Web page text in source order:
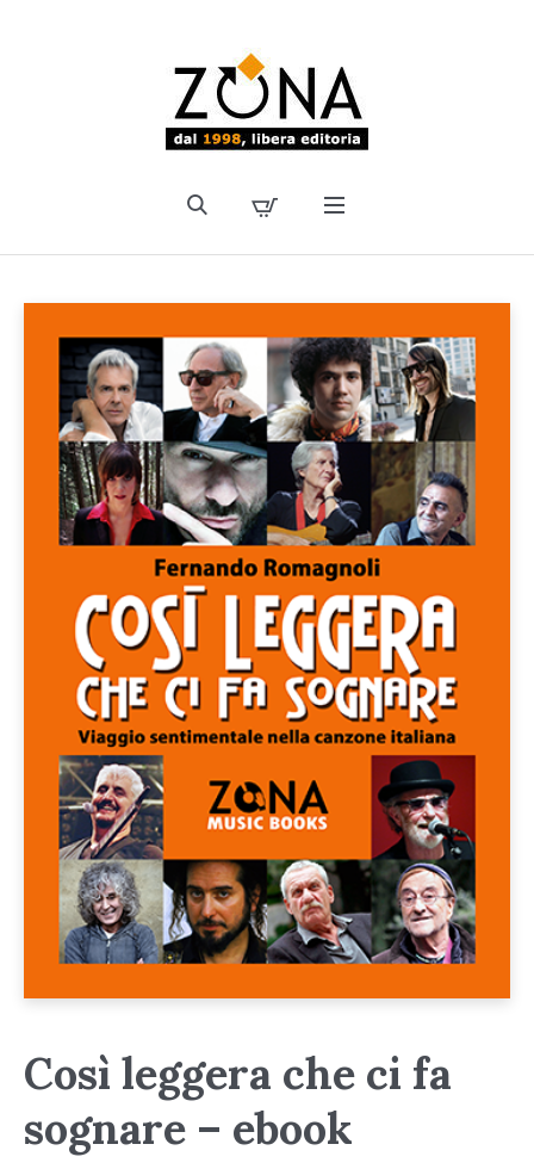
Così leggera che ci fa
sognare – ebook